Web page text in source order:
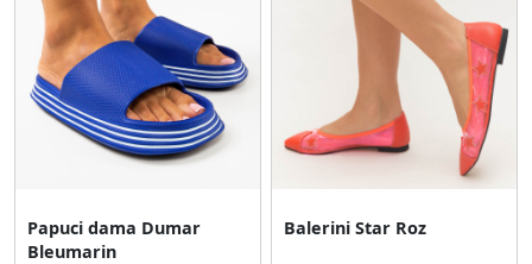
Papuci dama Dumar
Bleumarin
Balerini Star Roz